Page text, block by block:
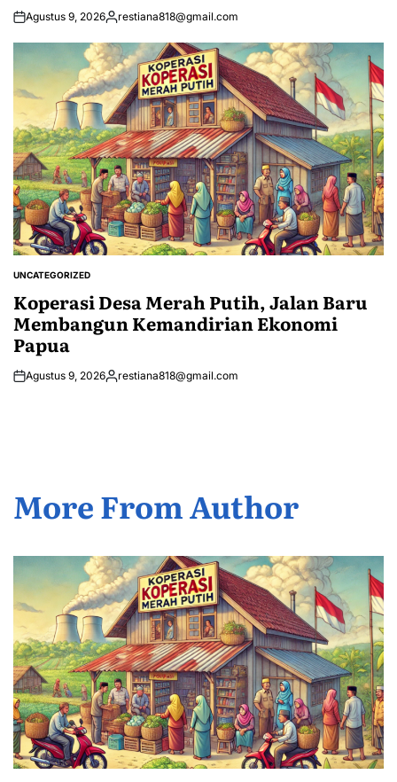
Agustus 9, 2026Posted
restiana818@gmail.com
POSTED
UNCATEGORIZED
Koperasi Desa Merah Putih, Jalan Baru
Membangun Kemandirian Ekonomi
Papua
Agustus 9, 2026Posted
restiana818@gmail.com
More From Author